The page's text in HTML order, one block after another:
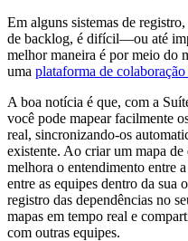
Em alguns sistemas de
de backlog, é difícil—ou até
melhor maneira é por meio do
uma plataforma de
A boa notícia é que, com a
você pode mapear facilmente
real, sincronizando-os
existente. Ao criar um mapa
melhora o entendimento entre
entre as equipes dentro da sua
registro das dependências no
mapas em tempo real e
com outras equipes.